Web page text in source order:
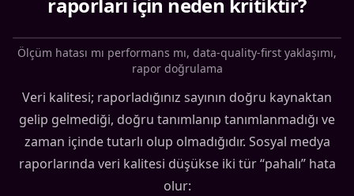
raporları için neden kritiktir?
Ölçüm hatası mı performans mı, data-quality-first yaklaşımı,
rapor doğrulama
Veri kalitesi; raporladığınız sayının doğru kaynaktan
gelip gelmediği, doğru tanımlanıp tanımlanmadığı ve
zaman içinde tutarlı olup olmadığıdır. Sosyal medya
raporlarında veri kalitesi düşükse iki tür “pahalı” hata
olur: